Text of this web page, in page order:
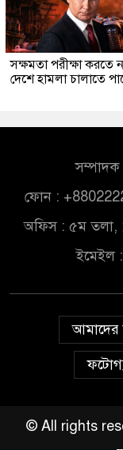
সক্ষমতা পরীক্ষা করতে
দেশে হামলা চালাতে
ফোন :
অফিস : ৫ম তলা,
ইমেইল :
আমাদের
© All rights